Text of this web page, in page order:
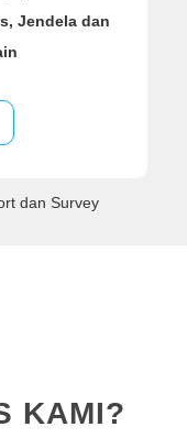
Jendela dan
dan Survey
KAMI?